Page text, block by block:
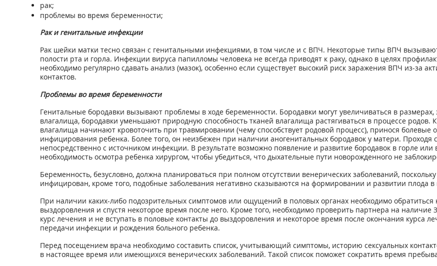
рак;
проблемы во время беременности;
Рак и генитальные инфекции
Рак шейки матки тесно связан с генитальными инфекциями, в том числе и с ВПЧ. Некоторые типы ВПЧ
полости рта и горла. Инфекции вируса папилломы человека не всегда приводят к раку, однако в целях
необходимо регулярно сдавать анализ (мазок), особенно если существует высокий риск заражения ВПЧ из-за
контактов.
Проблемы во время беременности
Генитальные бородавки вызывают проблемы в ходе беременности. Бородавки могут увеличиваться в размерах,
влагалища, бородавки уменьшают природную способность тканей влагалища растягиваться в процессе родов.
влагалища начинают кровоточить при травмировании (чему способствует родовой процесс), принося
инфицирования ребенка. Более того, он неизбежен при наличии аногенитальных бородавок у матери. Проходя
непосредственно с источником инфекции. В результате возможно появление и развитие бородавок в горле
необходимость осмотра ребенка хирургом, чтобы убедиться, что дыхательные пути новорожденного не
Беременность, безусловно, должна планироваться при полном отсутствии венерических заболеваний,
инфицирован, кроме того, подобные заболевания негативно сказываются на формировании и развитии плода
При наличии каких-либо подозрительных симптомов или ощущений в половых органах необходимо обратиться
выздоровления и спустя некоторое время после него. Кроме того, необходимо проверить партнера на
курс лечения и не вступать в половые контакты до выздоровления и некоторое время после окончания курса
передачи инфекции и рождения больного ребенка.
Перед посещением врача необходимо составить список, учитывающий симптомы, историю сексуальных
в настоящее время или имеющихся венерических заболеваний. Такой список поможет сократить время